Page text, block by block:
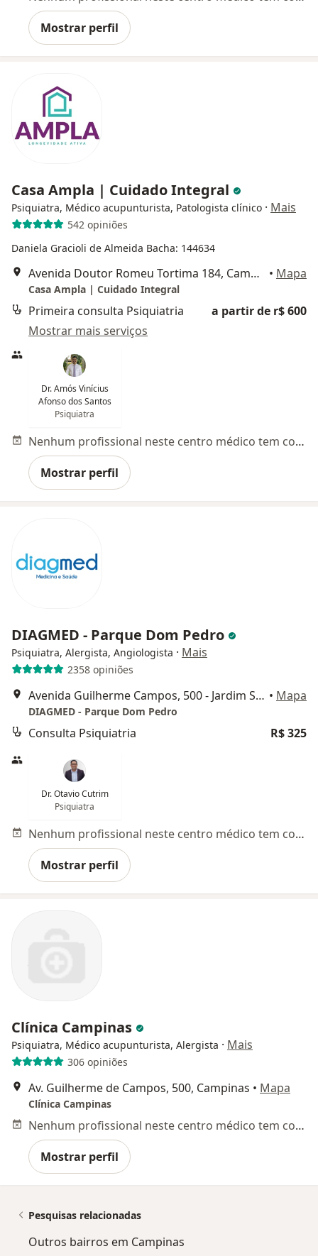
Mostrar perfil
Casa Ampla | Cuidado Integral
Psiquiatra, Médico acupunturista, Patologista clínico · Mais
542 opiniões
Daniela Gracioli de Almeida Bacha: 144634
Avenida Doutor Romeu Tortima 184, Campinas • Mapa
Casa Ampla | Cuidado Integral
Primeira consulta Psiquiatria
a partir de r$ 600
Mostrar mais serviços
Dr. Amós Vinícius
Afonso dos Santos
Psiquiatra
Nenhum profissional neste centro médico tem consultas disponíveis
Mostrar perfil
DIAGMED - Parque Dom Pedro
Psiquiatra, Alergista, Angiologista · Mais
2358 opiniões
Avenida Guilherme Campos, 500 - Jardim Santa Genebra, Campinas • Mapa
DIAGMED - Parque Dom Pedro
Consulta Psiquiatria R$ 325
Dr. Otavio Cutrim
Psiquiatra
Nenhum profissional neste centro médico tem consultas disponíveis
Mostrar perfil
Clínica Campinas
Psiquiatra, Médico acupunturista, Alergista · Mais
306 opiniões
Av. Guilherme de Campos, 500, Campinas • Mapa
Clínica Campinas
Nenhum profissional neste centro médico tem consultas disponíveis
Mostrar perfil
Pesquisas relacionadas
Outros bairros em Campinas